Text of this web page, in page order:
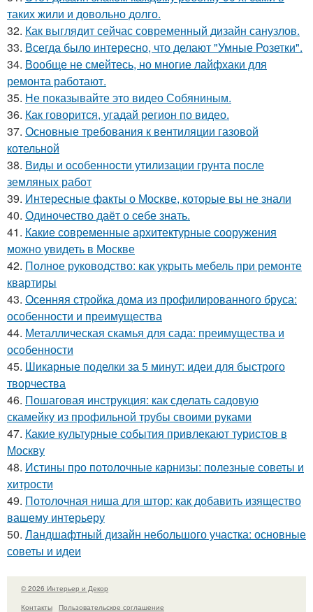
таких жили и довольно долго.
32. Как выглядит сейчас современный дизайн санузлов.
33. Всегда было интересно, что делают "Умные Розетки".
34. Вообще не смейтесь, но многие лайфхаки для
ремонта работают.
35. Не показывайте это видео Собяниным.
36. Как говорится, угадай регион по видео.
37. Основные требования к вентиляции газовой
котельной
38. Виды и особенности утилизации грунта после
земляных работ
39. Интересные факты о Москве, которые вы не знали
40. Одиночество даёт о себе знать.
41. Какие современные архитектурные сооружения
можно увидеть в Москве
42. Полное руководство: как укрыть мебель при ремонте
квартиры
43. Осенняя стройка дома из профилированного бруса:
особенности и преимущества
44. Металлическая скамья для сада: преимущества и
особенности
45. Шикарные поделки за 5 минут: идеи для быстрого
творчества
46. Пошаговая инструкция: как сделать садовую
скамейку из профильной трубы своими руками
47. Какие культурные события привлекают туристов в
Москву
48. Истины про потолочные карнизы: полезные советы и
хитрости
49. Потолочная ниша для штор: как добавить изящество
вашему интерьеру
50. Ландшафтный дизайн небольшого участка: основные
советы и идеи
© 2026 Интерьер и Декор
Контакты
Пользовательское соглашение